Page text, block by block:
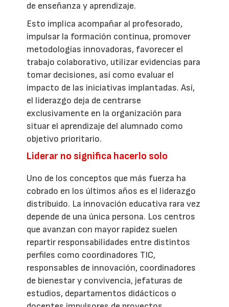
de enseñanza y aprendizaje.
Esto implica acompañar al profesorado,
impulsar la formación continua, promover
metodologías innovadoras, favorecer el
trabajo colaborativo, utilizar evidencias para
tomar decisiones, así como evaluar el
impacto de las iniciativas implantadas. Así,
el liderazgo deja de centrarse
exclusivamente en la organización para
situar el aprendizaje del alumnado como
objetivo prioritario.
Liderar no significa hacerlo solo
Uno de los conceptos que más fuerza ha
cobrado en los últimos años es el liderazgo
distribuido. La innovación educativa rara vez
depende de una única persona. Los centros
que avanzan con mayor rapidez suelen
repartir responsabilidades entre distintos
perfiles como coordinadores TIC,
responsables de innovación, coordinadores
de bienestar y convivencia, jefaturas de
estudios, departamentos didácticos o